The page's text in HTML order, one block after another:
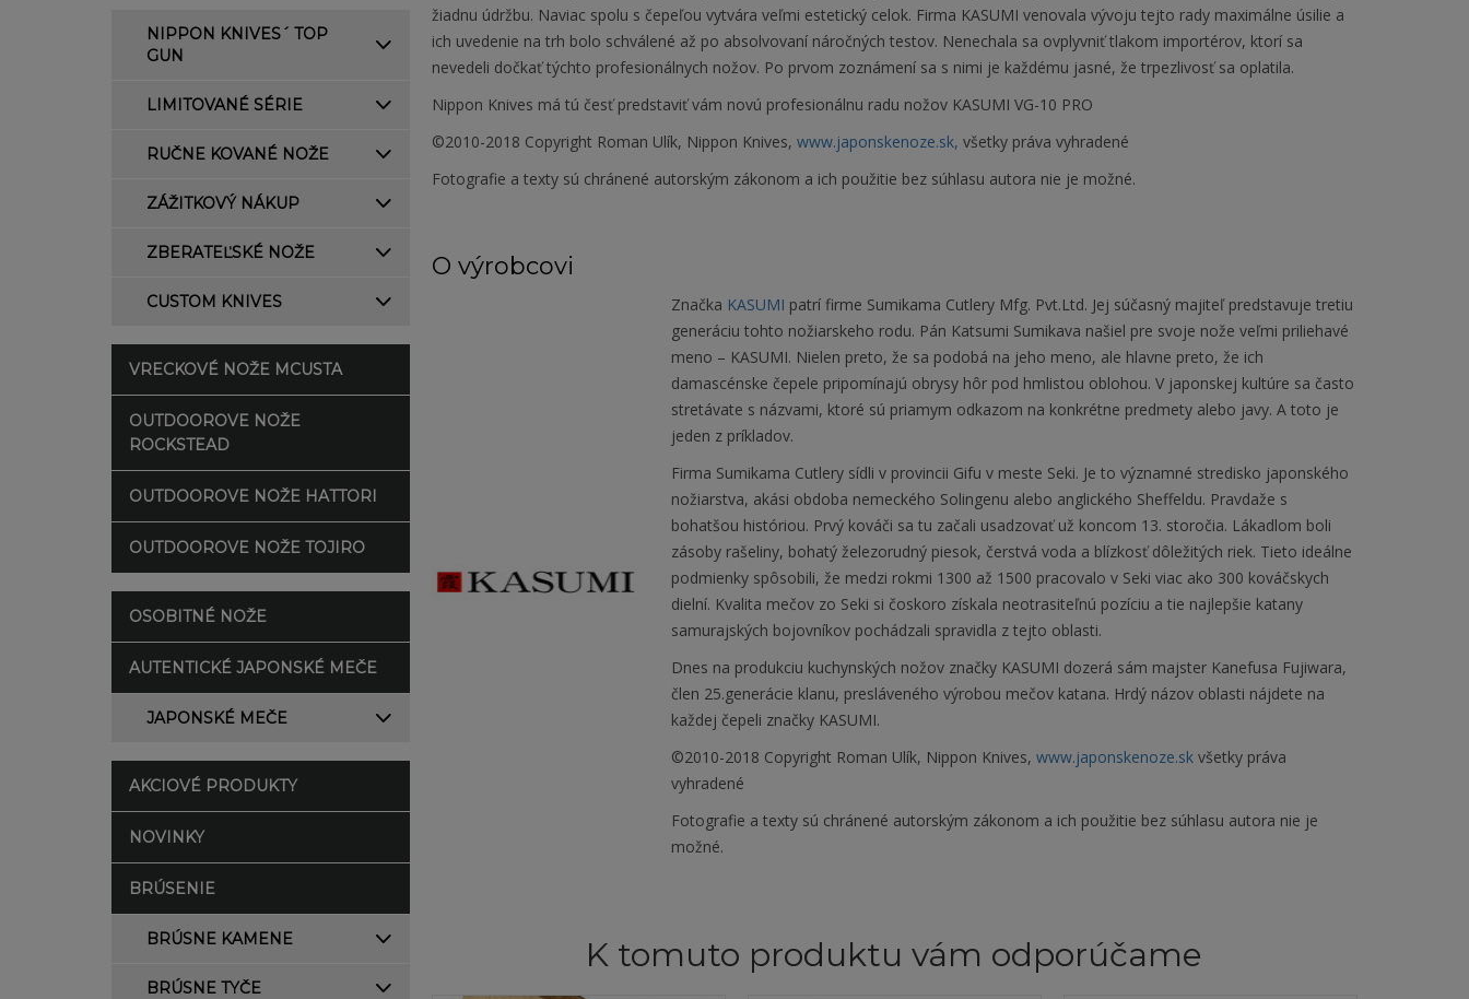
NIPPON KNIVES´ TOP
GUN
LIMITOVANÉ SÉRIE
RUČNE KOVANÉ NOŽE
ZÁŽITKOVÝ NÁKUP
ZBERATEĽSKÉ NOŽE
CUSTOM KNIVES
VRECKOVÉ NOŽE MCUSTA
OUTDOOROVE NOŽE
ROCKSTEAD
OUTDOOROVE NOŽE HATTORI
OUTDOOROVE NOŽE TOJIRO
OSOBITNÉ NOŽE
AUTENTICKÉ JAPONSKÉ MEČE
JAPONSKÉ MEČE
AKCIOVÉ PRODUKTY
NOVINKY
BRÚSENIE
BRÚSNE KAMENE
BRÚSNE TYČE
žiadnu údržbu. Naviac spolu s čepeľou vytvára veľmi estetický celok. Firma KASUMI venovala vývoju tejto rady maximálne úsilie a
ich uvedenie na trh bolo schválené až po absolvovaní náročných testov. Nenechala sa ovplyvniť tlakom importérov, ktorí sa
nevedeli dočkať týchto profesionálnych nožov. Po prvom zoznámení sa s nimi je každému jasné, že trpezlivosť sa oplatila.
Nippon Knives má tú česť predstaviť vám novú profesionálnu radu nožov KASUMI VG-10 PRO
©2010-2018 Copyright Roman Ulík, Nippon Knives, www.japonskenoze.sk, všetky práva vyhradené
Fotografie a texty sú chránené autorským zákonom a ich použitie bez súhlasu autora nie je možné.
O výrobcovi
Značka KASUMI patrí firme Sumikama Cutlery Mfg. Pvt.Ltd. Jej súčasný majiteľ predstavuje tretiu
generáciu tohto nožiarskeho rodu. Pán Katsumi Sumikava našiel pre svoje nože veľmi priliehavé
meno – KASUMI. Nielen preto, že sa podobá na jeho meno, ale hlavne preto, že ich
damascénske čepele pripomínajú obrysy hôr pod hmlistou oblohou. V japonskej kultúre sa často
stretávate s názvami, ktoré sú priamym odkazom na konkrétne predmety alebo javy. A toto je
jeden z príkladov.
Firma Sumikama Cutlery sídli v provincii Gifu v meste Seki. Je to významné stredisko japonského
nožiarstva, akási obdoba nemeckého Solingenu alebo anglického Sheffeldu. Pravdaže s
bohatšou históriou. Prvý kováči sa tu začali usadzovať už koncom 13. storočia. Lákadlom boli
zásoby rašeliny, bohatý železorudný piesok, čerstvá voda a blízkosť dôležitých riek. Tieto ideálne
podmienky spôsobili, že medzi rokmi 1300 až 1500 pracovalo v Seki viac ako 300 kováčskych
dielní. Kvalita mečov zo Seki si čoskoro získala neotrasiteľnú pozíciu a tie najlepšie katany
samurajských bojovníkov pochádzali spravidla z tejto oblasti.
Dnes na produkciu kuchynských nožov značky KASUMI dozerá sám majster Kanefusa Fujiwara,
člen 25.generácie klanu, presláveného výrobou mečov katana. Hrdý názov oblasti nájdete na
každej čepeli značky KASUMI.
©2010-2018 Copyright Roman Ulík, Nippon Knives, www.japonskenoze.skvšetky práva
vyhradené
Fotografie a texty sú chránené autorským zákonom a ich použitie bez súhlasu autora nie je
možné.
K tomuto produktu vám odporúčame